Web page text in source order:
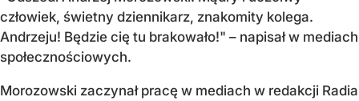
człowiek, świetny dziennikarz, znakomity kolega.
Andrzeju! Będzie cię tu brakowało!" – napisał w mediach
społecznościowych.
Morozowski zaczynał pracę w mediach w redakcji Radia